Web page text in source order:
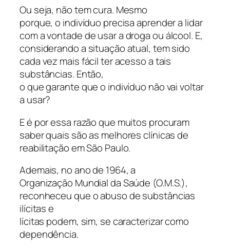
Ou seja, não tem cura. Mesmo
porque, o indivíduo precisa aprender a lidar
com a vontade de usar a droga ou álcool. E,
considerando a situação atual, tem sido
cada vez mais fácil ter acesso a tais
substâncias. Então,
o que garante que o indivíduo não vai voltar
a usar?
E é por essa razão que muitos procuram
saber quais são as melhores clínicas de
reabilitação em São Paulo.
Ademais, no ano de 1964, a
Organização Mundial da Saúde (O.M.S.),
reconheceu que o abuso de substâncias
ilícitas e
lícitas podem, sim, se caracterizar como
dependência.